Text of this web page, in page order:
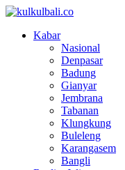
Kabar
Nasional
Denpasar
Badung
Gianyar
Jembrana
Tabanan
Klungkung
Buleleng
Karangasem
Bangli